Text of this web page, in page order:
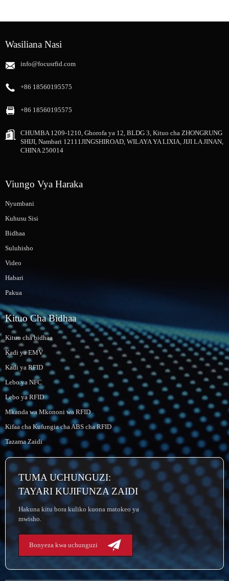
Wasiliana Nasi
info@focusrfid.com
+86 18560195575
+86 18560195575
CHUMBA 1209-1210, Ghorofa ya 12, BLDG 3, Kituo cha ZHONGRUNG
SHIJI, Nambari 12111JINGSHIROAD, WILAYA YA LIXIA, JIJI LA JINAN,
CHINA 250014
Viungo Vya Haraka
Nyumbani
Kuhusu Sisi
Bidhaa
Suluhisho
Video
Habari
Pakua
Kituo Cha Bidhaa
Kituo cha bidhaa
Kadi ya EMV
Kadi ya RFID
Lebo ya NFC
Lebo ya RFID
Mkanda wa Mkononi wa RFID
Kifaa cha Kufungia cha ABS cha RFID
Tazama Zaidi
TUMA UCHUNGUZI:
TAYARI KUJIFUNZA ZAIDI
Hakuna kitu bora kuliko kuona matokeo ya
mwisho.
Bonyeza kwa uchunguzi